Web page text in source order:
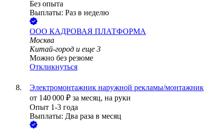
Без опыта
Выплаты: Раз в неделю
ООО КАДРОВАЯ ПЛАТФОРМА
Москва
Китай-город и еще 3
Можно без резюме
Откликнуться
Электромонтажник наружной рекламы/монтажник
от 140 000 ₽ за месяц, на руки
Опыт 1-3 года
Выплаты: Два раза в месяц